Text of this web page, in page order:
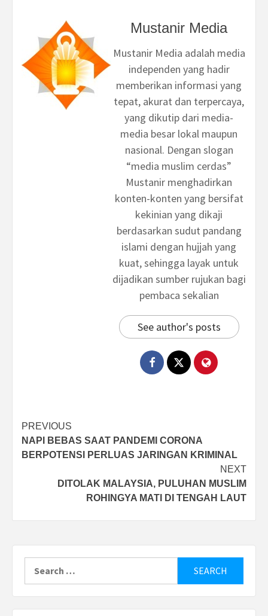
Mustanir Media
Mustanir Media adalah media
independen yang hadir
memberikan informasi yang
tepat, akurat dan terpercaya,
yang dikutip dari media-
media besar lokal maupun
nasional. Dengan slogan
“media muslim cerdas”
Mustanir menghadirkan
konten-konten yang bersifat
kekinian yang dikaji
berdasarkan sudut pandang
islami dengan hujjah yang
kuat, sehingga layak untuk
dijadikan sumber rujukan bagi
pembaca sekalian
See author's posts
Post
navigation
PREVIOUS
NAPI BEBAS SAAT PANDEMI CORONA
BERPOTENSI PERLUAS JARINGAN KRIMINAL
NEXT
DITOLAK MALAYSIA, PULUHAN MUSLIM
ROHINGYA MATI DI TENGAH LAUT
for: